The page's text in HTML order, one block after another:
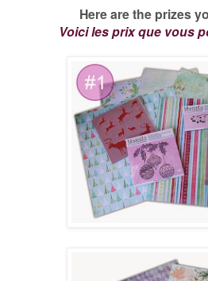
Here are the prizes
Voici les prix que vous